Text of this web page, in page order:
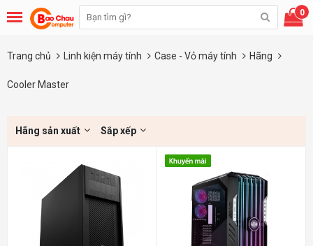
0
Trang chủ Linh kiện máy tính Case - Vỏ máy tính Hãng
Cooler Master
Hãng sản xuất Sắp xếp